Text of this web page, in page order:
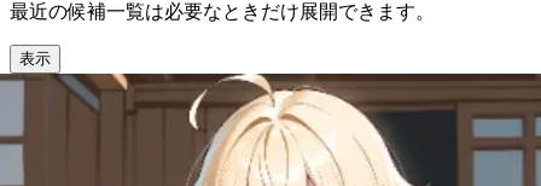
最近の候補一覧は必要なときだけ展開できます。
表示